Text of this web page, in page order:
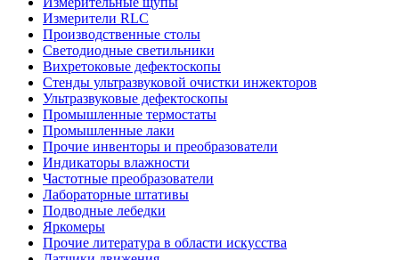
Измерители RLC
Производственные столы
Светодиодные светильники
Вихретоковые дефектоскопы
Стенды ультразвуковой очистки инжекторов
Ультразвуковые дефектоскопы
Промышленные термостаты
Промышленные лаки
Прочие инвенторы и преобразователи
Индикаторы влажности
Частотные преобразователи
Лабораторные штативы
Подводные лебедки
Яркомеры
Прочие литература в области искусства